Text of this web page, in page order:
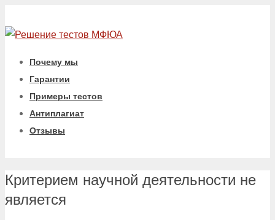
Почему мы
Гарантии
Примеры тестов
Антиплагиат
Отзывы
Критерием научной деятельности не
является